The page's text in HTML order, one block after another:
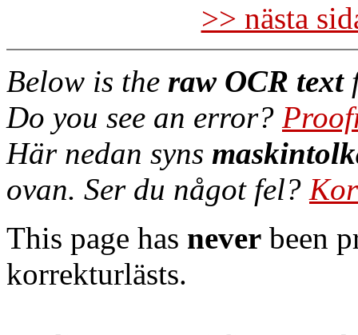
>> nästa
Below is the raw OCR text
Do you see an error?
Här nedan syns
ovan. Ser du något fel?
This page has never been
korrekturlästs.